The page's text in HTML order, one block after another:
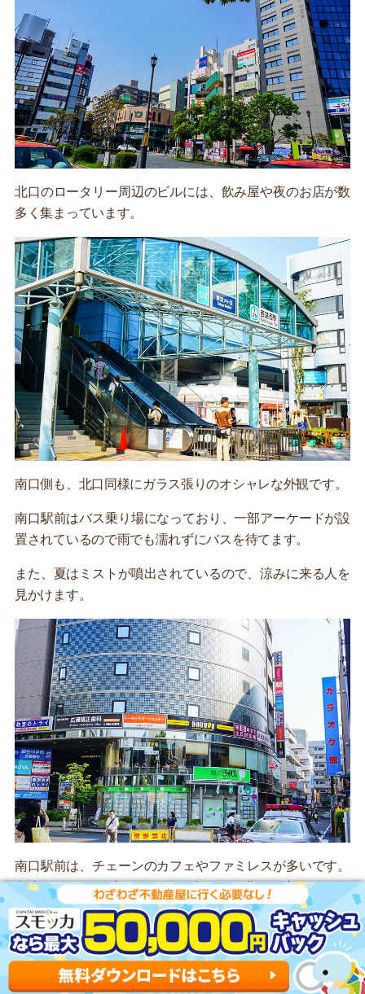
北口のロータリー周辺のビルには、飲み屋や夜のお店が数
多く集まっています。
南口側も、北口同様にガラス張りのオシャレな外観です。
南口駅前はバス乗り場になっており、一部アーケードが設
置されているので雨でも濡れずにバスを待てます。
また、夏はミストが噴出されているので、涼みに来る人を
見かけます。
南口駅前は、チェーンのカフェやファミレスが多いです。
食事をするなら南口が、飲み歩くなら北口が良さそうで
す。